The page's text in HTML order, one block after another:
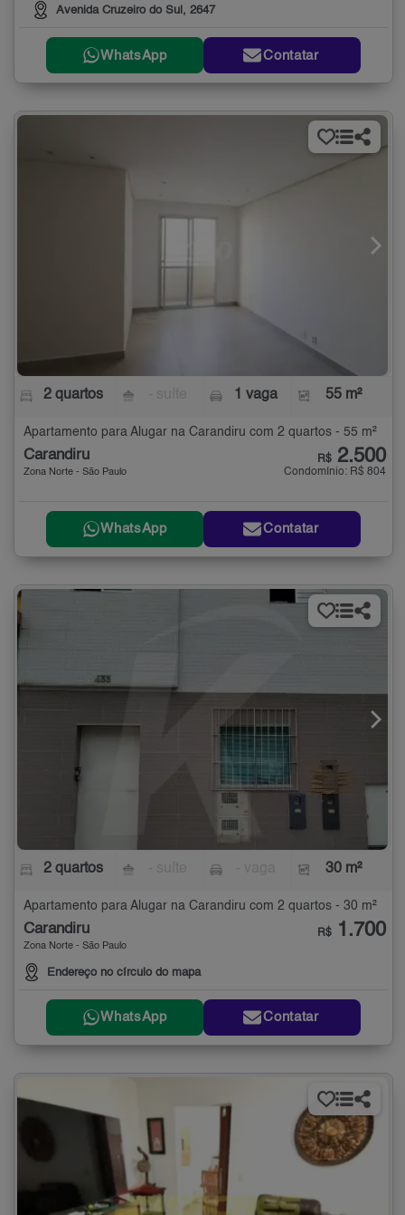
Avenida Cruzeiro do Sul, 2647
WhatsApp Contatar
2 quartos 1 vaga 55 m²
Apartamento para Alugar na Carandiru com 2 quartos - 55 m²
Carandiru
Zona Norte - São Paulo
R$ 2.500
Condomínio: R$ 804
WhatsApp Contatar
2 quartos 30 m²
Apartamento para Alugar na Carandiru com 2 quartos - 30 m²
Carandiru
Zona Norte - São Paulo
Endereço no círculo do mapa
R$ 1.700
WhatsApp Contatar